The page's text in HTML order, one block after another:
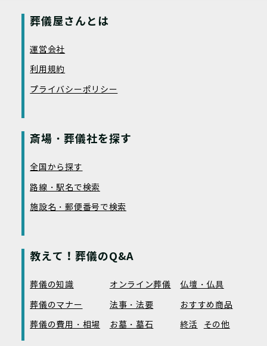
葬儀屋さんとは
運営会社
利用規約
プライバシーポリシー
斎場・葬儀社を探す
全国から探す
路線・駅名で検索
施設名・郵便番号で検索
教えて！葬儀のQ&A
葬儀の知識 オンライン葬儀
仏壇・仏具
葬儀のマナー
法事・法要
おすすめ商品
葬儀の費用・相場
お墓・墓石 終活 その他